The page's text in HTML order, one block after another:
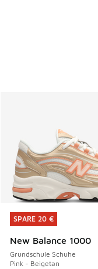
SPARE 20 €
New Balance 1000
Grundschule Schuhe
Pink - Beigetan
SPARE 20 €